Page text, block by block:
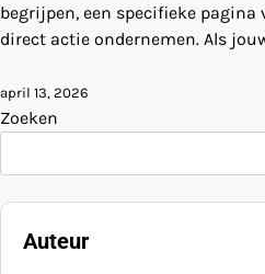
begrijpen, een specifieke
direct actie ondernemen. Als
april 13, 2026
Zoeken
Auteur